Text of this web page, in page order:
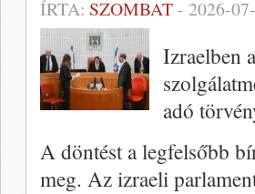
ÍRTA: SZOMBAT- 2026-
Izraelben
adó
A döntést a legfelsőbb
meg. Az izraeli